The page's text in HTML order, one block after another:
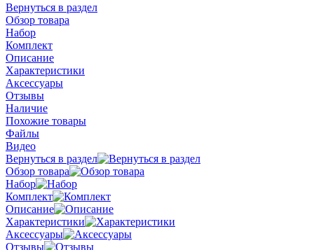
Вернуться в раздел
Обзор товара
Набор
Комплект
Описание
Характеристики
Аксессуары
Отзывы
Наличие
Похожие товары
Файлы
Видео
Вернуться в раздел
Обзор товара
Набор
Комплект
Описание
Характеристики
Аксессуары
Отзывы